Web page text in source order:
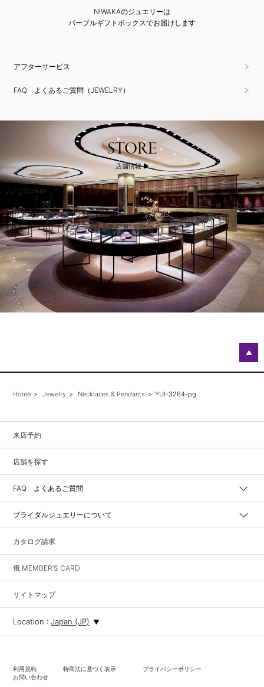
NIWAKAのジュエリーは
パープルギフトボックスでお届けします
アフターサービス
FAQ よくあるご質問（JEWELRY）
STORE
店舗情報 ▶
▲
Home Jewelry Necklaces & Pendants YUI-3264-pg
来店予約
店舗を探す
FAQ よくあるご質問
ブライダルジュエリーについて
カタログ請求
俄 MEMBER’S CARD
サイトマップ
Location :Japan (JP)
利用規約 特商法に基づく表示
プライバシーポリシー
お問い合わせ